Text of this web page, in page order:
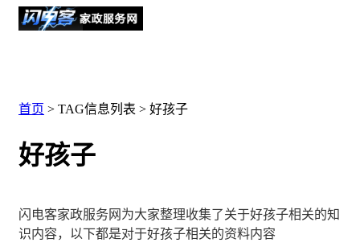
首页 > TAG信息列表 > 好孩子
好孩子
闪电客家政服务网为大家整理收集了关于好孩子相关的知
识内容，以下都是对于好孩子相关的资料内容